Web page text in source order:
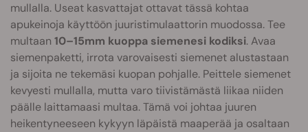
mullalla. Useat kasvattajat ottavat tässä kohtaa
apukeinoja käyttöön juuristimulaattorin muodossa. Tee
multaan 10–15mm kuoppa siemenesi kodiksi. Avaa
siemenpaketti, irrota varovaisesti siemenet alustastaan
ja sijoita ne tekemäsi kuopan pohjalle. Peittele siemenet
kevyesti mullalla, mutta varo tiivistämästä liikaa niiden
päälle laittamaasi multaa. Tämä voi johtaa juuren
heikentyneeseen kykyyn läpäistä maaperää ja osaltaan